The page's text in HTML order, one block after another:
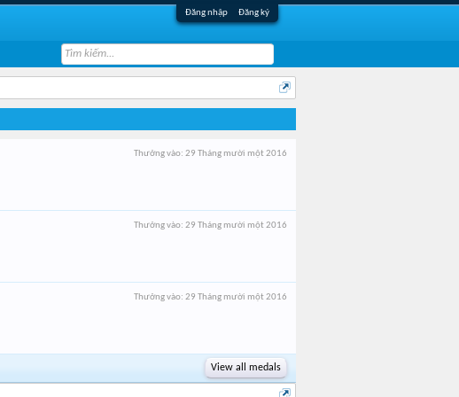
Đăng nhập Đăng ký
Thưởng vào: 29 Tháng mười một 2016
Thưởng vào: 29 Tháng mười một 2016
Thưởng vào: 29 Tháng mười một 2016
View all medals